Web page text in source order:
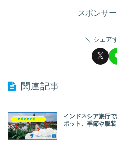
スポンサ
シェア
関連記事
インドネシア旅行
ポット、季節や服装